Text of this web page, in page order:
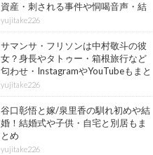
資産・刺される事件や恫喝音声・結
婚と子供や自宅・脳梗塞の病気もま
とめ
yujitake226
サマンサ・フリソンは中村敬斗の彼
女？身長やタトゥー・箱根旅行など
匂わせ・InstagramやYouTubeもまと
め
yujitake226
谷口彰悟と嫁/泉里香の馴れ初めや結
婚！結婚式や子供・自宅と別居もま
とめ
yujitake226